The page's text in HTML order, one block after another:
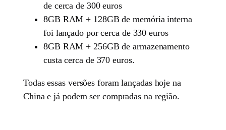
de cerca de 300 euros
8GB RAM + 128GB de memória interna
foi lançado por cerca de 330 euros
8GB RAM + 256GB de armazenamento
custa cerca de 370 euros.
Todas essas versões foram lançadas hoje na
China e já podem ser compradas na região.